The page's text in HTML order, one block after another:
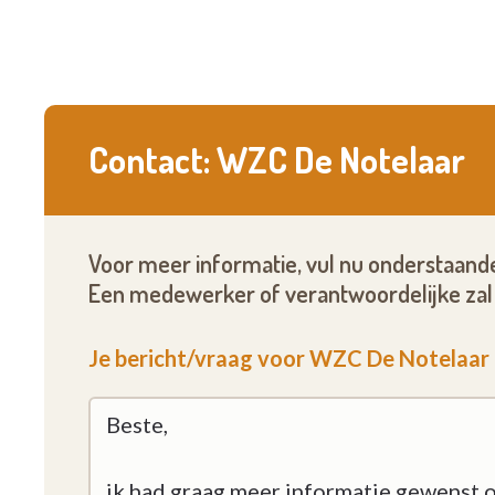
Contact: WZC De Notelaar
Voor meer informatie, vul nu
Een medewerker of verantwoordelijke
Je bericht/vraag voor WZC De Notelaar